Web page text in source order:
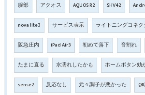
服部 アクオス AQUOS R2 SHV42
nova lite3 サービス表示 ライトニングコネク
阪急庄内 iPad Air3 初めて落下 音割れ
たまに直る 水濡れしたかも ホームボタン効
sense2 反応なし 元々調子が悪かった